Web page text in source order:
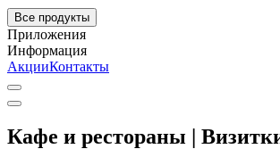
Все продукты
Приложения
Информация
АкцииКонтакты
Кафе и рестораны |